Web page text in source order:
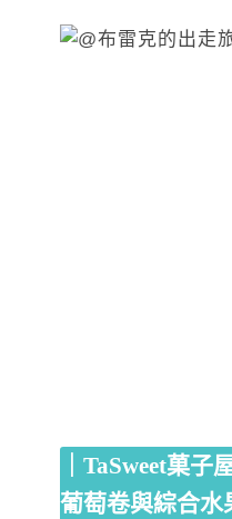
｜TaSweet菓
葡萄卷與綜合水